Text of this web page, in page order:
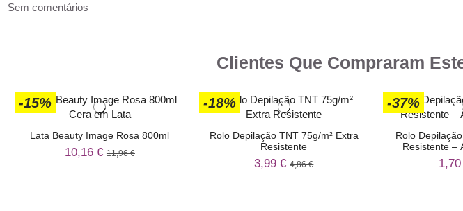
Sem comentários
Clientes Que Compraram
-15%
Lata Beauty Image Rosa 800ml
10,16 € 11,96 €
-18%
Rolo Depilação TNT 75g/m² Extra
Resistente
3,99 €4,86 €
-37%
Rolo
Resistente –